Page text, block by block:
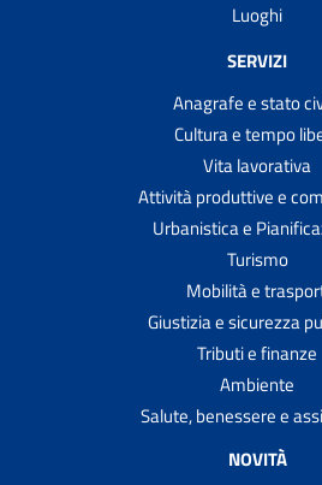
Luoghi
SERVIZI
Anagrafe e stato
Cultura e tempo
Vita lavorativa
Attività produttive e
Urbanistica e
Turismo
Mobilità e
Giustizia e sicurezza
Tributi e finanze
Ambiente
Salute, benessere e
NOVITÀ